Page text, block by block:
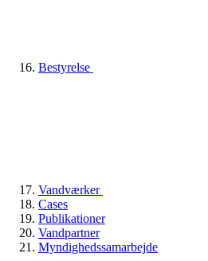
Bestyrelse
Vandværker
Cases
Publikationer
Vandpartner
Myndighedssamarbejde